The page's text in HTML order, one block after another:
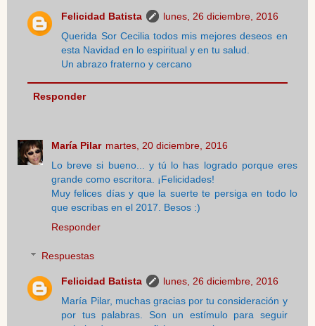
Felicidad Batista
lunes, 26 diciembre, 2016
Querida Sor Cecilia todos mis mejores deseos en
esta Navidad en lo espiritual y en tu salud.
Un abrazo fraterno y cercano
Responder
María Pilar martes, 20 diciembre, 2016
Lo breve si bueno... y tú lo has logrado porque eres
grande como escritora. ¡Felicidades!
Muy felices días y que la suerte te persiga en todo lo
que escribas en el 2017. Besos :)
Responder
Respuestas
Felicidad Batista
lunes, 26 diciembre, 2016
María Pilar, muchas gracias por tu consideración y
por tus palabras. Son un estímulo para seguir